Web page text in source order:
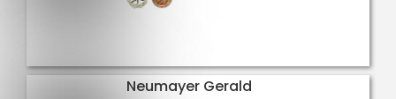
Neumayer Gerald